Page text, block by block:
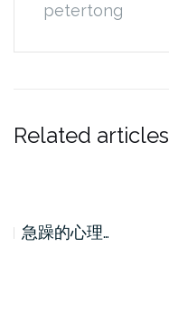
petertong
Related articles
急躁的心理…